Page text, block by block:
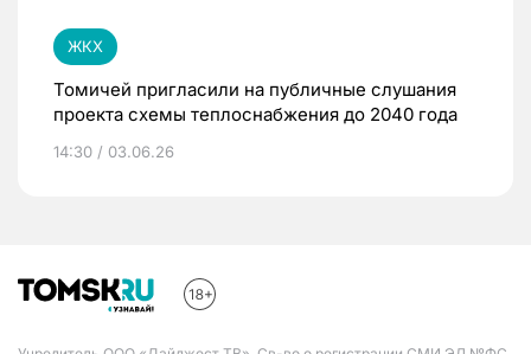
ЖКХ
Томичей пригласили на публичные слушания
проекта схемы теплоснабжения до 2040 года
14:30 / 03.06.26